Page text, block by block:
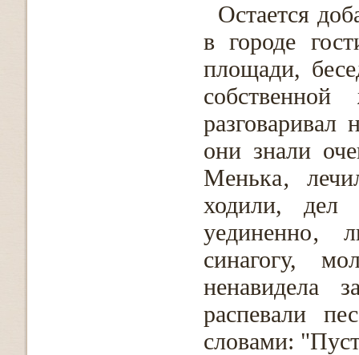
Остается
в городе
площади,
они знали
Менька‚
ходили,
уединенно‚
синагогу,
ненавидела
распевали
словами: